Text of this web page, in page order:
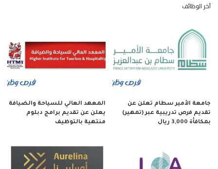
آخر الوظائف
جامعة الأمير سطام تعلن عن
تقديم فرص تدريبية عبر (تمهير)
بمكافأة 3,000 ريال
المعهد العالي للسياحة والضيافة
يعلن عن تقديم برامج دبلوم
منتهية بالتوظيف